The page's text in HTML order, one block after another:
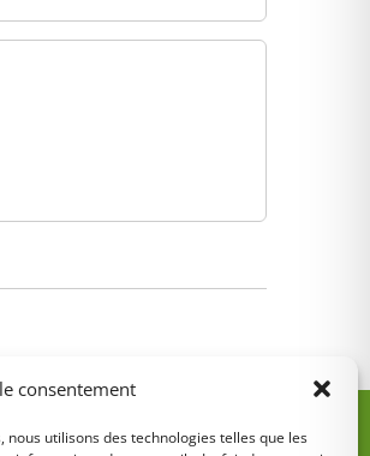
consentement
utilisons des technologies telles que les